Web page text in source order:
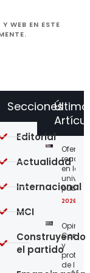
WEB EN ESTE
en las
2026-
y
de los
Secciones
Editorial
Actualidad
Internacional
MCI
Construyendo
el partido